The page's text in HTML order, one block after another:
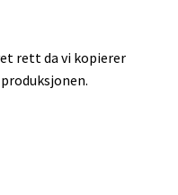
rett da vi kopierer